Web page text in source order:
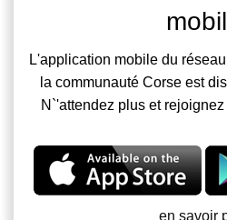
L'application mobile du
la communauté Corse est
N`'attendez plus et
en savoir